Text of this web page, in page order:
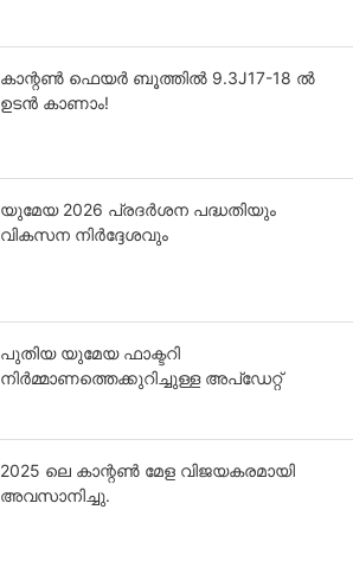
കാന്റൺ ഫെയർ ബൂത്തിൽ 9.3J17-18 ൽ
ഉടൻ കാണാം!
യുമേയ 2026 പ്രദർശന പദ്ധതിയും
വികസന നിർദ്ദേശവും
പുതിയ യുമേയ ഫാക്ടറി
നിർമ്മാണത്തെക്കുറിച്ചുള്ള അപ്‌ഡേറ്റ്
2025 ലെ കാന്റൺ മേള വിജയകരമായി
അവസാനിച്ചു.